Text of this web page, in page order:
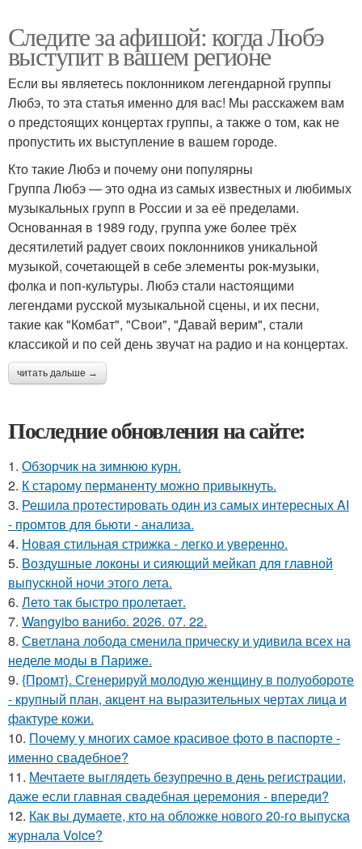
Следите за афишой: когда Любэ
выступит в вашем регионе
Если вы являетесь поклонником легендарной группы
Любэ, то эта статья именно для вас! Мы расскажем вам
о предстоящих концертах группы, а также о том, как не
пропустить их выступление в вашем городе.
Кто такие Любэ и почему они популярны
Группа Любэ — это одна из самых известных и любимых
музыкальных групп в России и за её пределами.
Основанная в 1989 году, группа уже более трёх
десятилетий радует своих поклонников уникальной
музыкой, сочетающей в себе элементы рок-музыки,
фолка и поп-культуры. Любэ стали настоящими
легендами русской музыкальной сцены, и их песни,
такие как "Комбат", "Свои", "Давай верим", стали
классикой и по сей день звучат на радио и на концертах.
читать дальше →
Последние обновления на сайте:
1. Обзорчик на зимнюю курн.
2. К старому перманенту можно привыкнуть.
3. Решила протестировать один из самых интересных AI
- промтов для бьюти - анализа.
4. Новая стильная стрижка - легко и уверенно.
5. Воздушные локоны и сияющий мейкап для главной
выпускной ночи этого лета.
6. Лето так быстро пролетает.
7. Wangyibo ванибо. 2026. 07. 22.
8. Светлана лобода сменила прическу и удивила всех на
неделе моды в Париже.
9. {Промт}. Сгенерируй молодую женщину в полуобороте
- крупный план, акцент на выразительных чертах лица и
фактуре кожи.
10. Почему у многих самое красивое фото в паспорте -
именно свадебное?
11. Мечтаете выглядеть безупречно в день регистрации,
даже если главная свадебная церемония - впереди?
12. Как вы думаете, кто на обложке нового 20-го выпуска
журнала Voice?